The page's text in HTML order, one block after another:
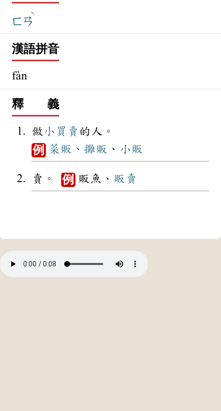
ㄈㄢ
ˋ
漢語拼音
fàn
釋 義
做小買賣 的人。
例 菜販 、 攤販 、 小販
賣。 例 販魚、 販賣